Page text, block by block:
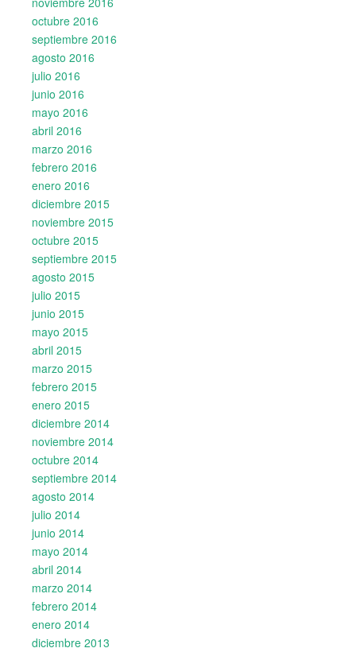
octubre 2016
septiembre 2016
agosto 2016
julio 2016
junio 2016
mayo 2016
abril 2016
marzo 2016
febrero 2016
enero 2016
diciembre 2015
noviembre 2015
octubre 2015
septiembre 2015
agosto 2015
julio 2015
junio 2015
mayo 2015
abril 2015
marzo 2015
febrero 2015
enero 2015
diciembre 2014
noviembre 2014
octubre 2014
septiembre 2014
agosto 2014
julio 2014
junio 2014
mayo 2014
abril 2014
marzo 2014
febrero 2014
enero 2014
diciembre 2013